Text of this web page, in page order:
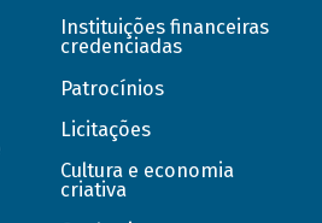
Instituições financeiras
credenciadas
Patrocínios
Licitações
Cultura e economia
criativa